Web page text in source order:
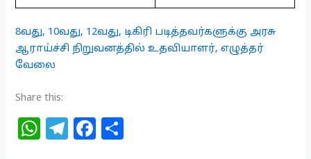
8வது, 10வது, 12வது, டிகிரி படித்தவர்களுக்கு அரசு
ஆராய்ச்சி நிறுவனத்தில் உதவியாளர், எழுத்தர்
வேலை
Share this:
W T
F